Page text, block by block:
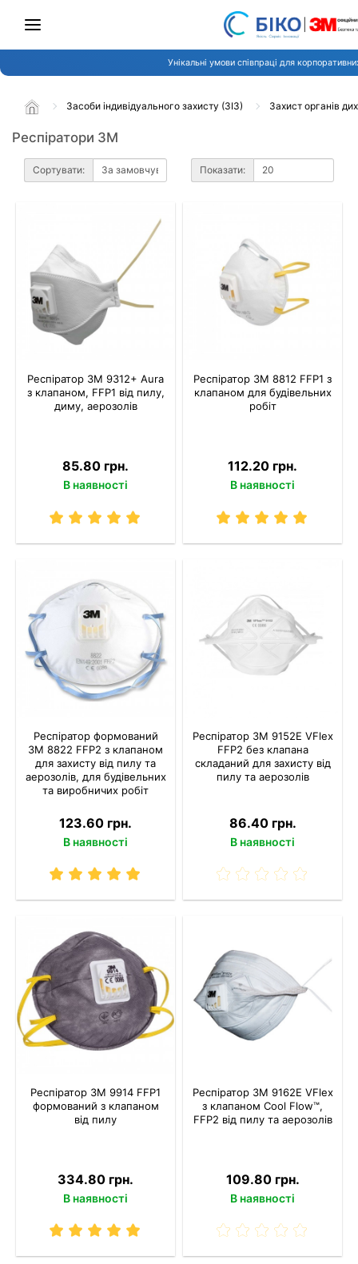
Унікальні умови співпраці для
Засоби індивідуального захисту (ЗІЗ) Захист органів
Респіратори 3М
Сортувати: Показати:
Респіратор 3M 9312+ Aura
з клапаном, FFP1 від пилу,
диму, аерозолів
85.80 грн.
В наявності
Респіратор 3M 8812 FFP1 з
клапаном для будівельних
робіт
112.20 грн.
В наявності
Респіратор формований
3M 8822 FFP2 з клапаном
для захисту від пилу та
аерозолів, для будівельних
та виробничих робіт
123.60 грн.
В наявності
Респіратор 3M 9152E VFlex
FFP2 без клапана
складаний для захисту від
пилу та аерозолів
86.40 грн.
В наявності
Респіратор 3M 9914 FFP1
формований з клапаном
від пилу
334.80 грн.
В наявності
Респіратор 3M 9162E VFlex
з клапаном Cool Flow™,
FFP2 від пилу та аерозолів
109.80 грн.
В наявності